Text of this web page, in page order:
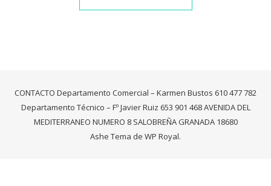
CONTACTO Departamento Comercial – Karmen Bustos 610 477 782
Departamento Técnico – Fº Javier Ruiz 653 901 468 AVENIDA DEL
MEDITERRANEO NUMERO 8 SALOBREÑA GRANADA 18680
Ashe Tema de WP Royal.